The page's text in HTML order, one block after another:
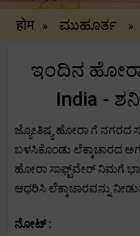
होम » ಮುಹೂರ್ತ »
ಇಂದಿನ
India -
ಜ್ಯೋತಿಷ್ಯ ಹೋರಾ ಗೆ ನಗರದ
ಬಳಸಿಕೊಂಡು ಲೆಕ್ಕಾಚಾರದ
ಹೋರಾ ಸಾಫ್ಟ್‌ವೇರ್ ನಿಮಗೆ
ಆಧರಿಸಿ ಲೆಕ್ಕಾಚಾರವನ್ನು
ನೋಟ್ :